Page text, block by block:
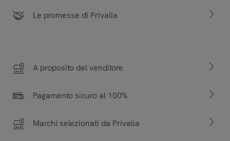
Le promesse di Privalia
A proposito del venditore
Pagamento sicuro al 100%
Marchi selezionati da Privalia